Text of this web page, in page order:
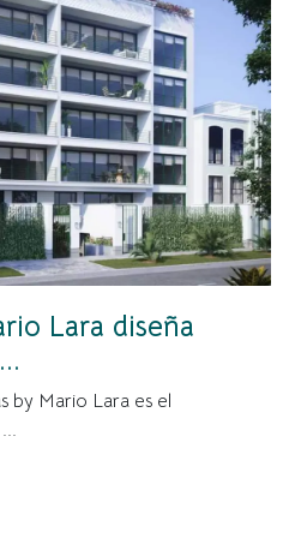
Lara diseña
by Mario Lara es el